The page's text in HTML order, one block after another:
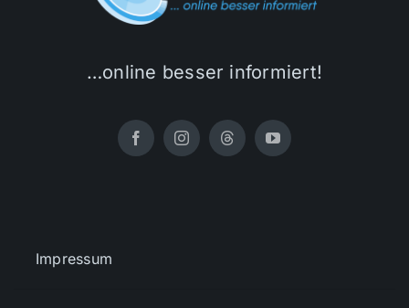
…online besser informiert!
Impressum